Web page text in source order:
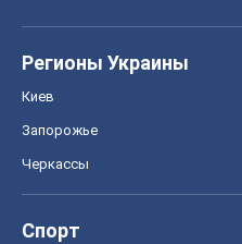
Регионы Украины
Киев
Запорожье
Черкассы
Спорт